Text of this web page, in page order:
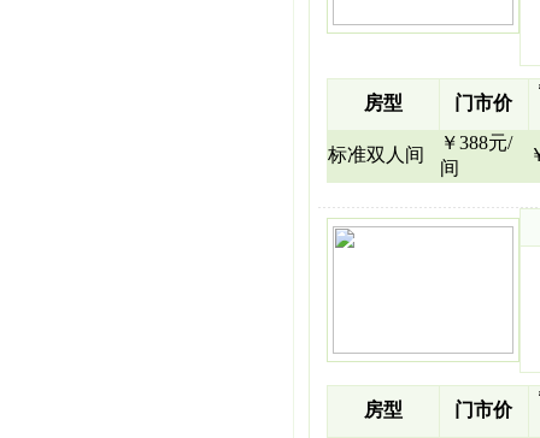
房型 门市价
标准双人间
￥388元/
间
房型 门市价